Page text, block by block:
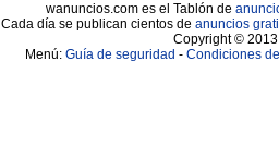
wanuncios.com es el Tablón de
Cada día se publican cientos de anuncios
Copyright ©
Menú: Guía de seguridad - Condiciones